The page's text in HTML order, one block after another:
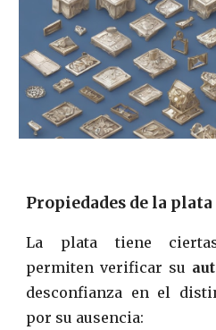
Propiedades de la plata
La plata tiene
permiten verificar su
desconfianza en el
por su ausencia: